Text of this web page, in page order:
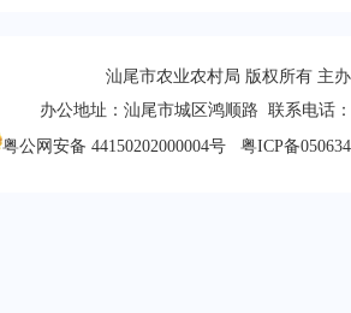
汕尾市农业农村局 版权所有 主
办公地址：汕尾市城区鸿顺路 联系电话
粤公网安备 44150202000004号
粤ICP备